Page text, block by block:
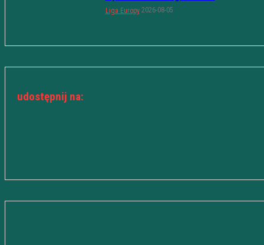
Liga Europy 2026-08-05
udostępnij na: